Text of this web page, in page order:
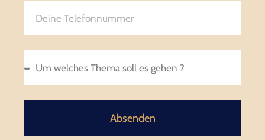
Absenden